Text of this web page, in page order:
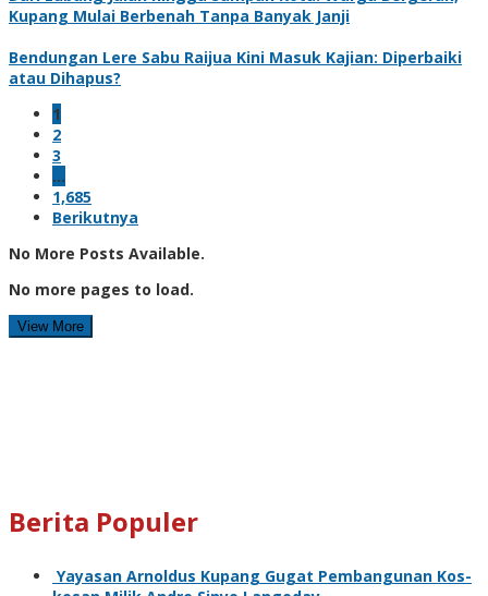
Kupang Mulai Berbenah Tanpa Banyak Janji
Bendungan Lere Sabu Raijua Kini Masuk Kajian: Diperbaiki
atau Dihapus?
1
2
3
…
1,685
Berikutnya
No More Posts Available.
No more pages to load.
View More
Berita Populer
Yayasan Arnoldus Kupang Gugat Pembangunan Kos-